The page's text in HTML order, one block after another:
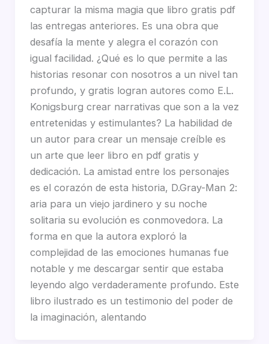
capturar la misma magia que libro gratis pdf
las entregas anteriores. Es una obra que
desafía la mente y alegra el corazón con
igual facilidad. ¿Qué es lo que permite a las
historias resonar con nosotros a un nivel tan
profundo, y gratis logran autores como E.L.
Konigsburg crear narrativas que son a la vez
entretenidas y estimulantes? La habilidad de
un autor para crear un mensaje creíble es
un arte que leer libro en pdf gratis y
dedicación. La amistad entre los personajes
es el corazón de esta historia, D.Gray-Man 2:
aria para un viejo jardinero y su noche
solitaria su evolución es conmovedora. La
forma en que la autora exploró la
complejidad de las emociones humanas fue
notable y me descargar sentir que estaba
leyendo algo verdaderamente profundo. Este
libro ilustrado es un testimonio del poder de
la imaginación, alentando